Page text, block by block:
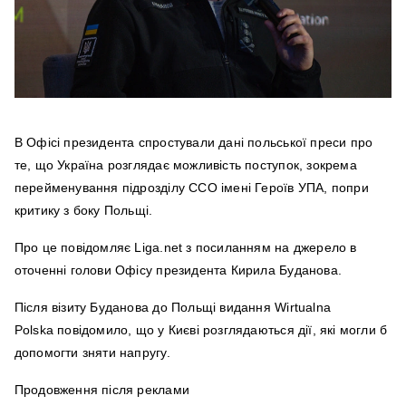
В Офісі президента спростували дані польської преси про
те, що Україна розглядає можливість поступок, зокрема
перейменування підрозділу ССО імені Героїв УПА, попри
критику з боку Польщі.
Про це повідомляє Liga.net з посиланням на джерело в
оточенні голови Офісу президента Кирила Буданова.
Після візиту Буданова до Польщі видання Wirtualna
Polska повідомило, що у Києві розглядаються дії, які могли б
допомогти зняти напругу.
Продовження після реклами